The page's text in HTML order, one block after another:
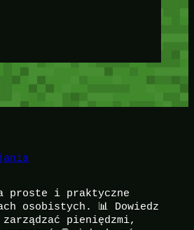
proste i praktyczne
osobistych. 📊 Dowiedz
pieniędzmi,